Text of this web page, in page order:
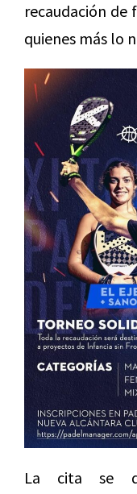
recaudación de
quienes más lo
La cita se